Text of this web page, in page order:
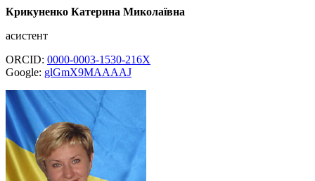
Крикуненко Катерина Миколаївна
асистент
ORCID: 0000-0003-1530-216X
Google: glGmX9MAAAAJ